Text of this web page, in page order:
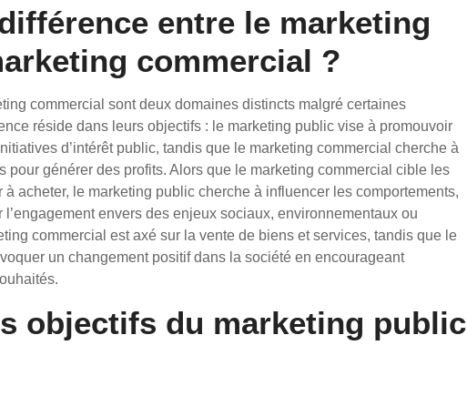
entre le marketing
commercial ?
commercial sont deux domaines distincts malgré certaines
réside dans leurs objectifs : le marketing public vise à promouvoir
d’intérêt public, tandis que le marketing commercial cherche à
pour générer des profits. Alors que le marketing commercial cible les
acheter, le marketing public cherche à influencer les comportements,
envers des enjeux sociaux, environnementaux ou
commercial est axé sur la vente de biens et services, tandis que le
un changement positif dans la société en encourageant
objectifs du marketing public